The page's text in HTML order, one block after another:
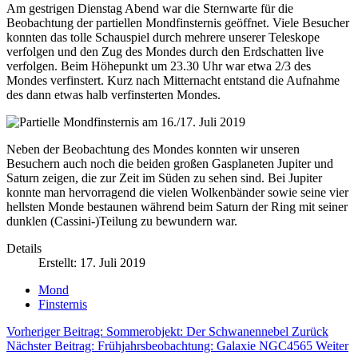
Am gestrigen Dienstag Abend war die Sternwarte für die
Beobachtung der partiellen Mondfinsternis geöffnet. Viele Besucher
konnten das tolle Schauspiel durch mehrere unserer Teleskope
verfolgen und den Zug des Mondes durch den Erdschatten live
verfolgen. Beim Höhepunkt um 23.30 Uhr war etwa 2/3 des
Mondes verfinstert. Kurz nach Mitternacht entstand die Aufnahme
des dann etwas halb verfinsterten Mondes.
Neben der Beobachtung des Mondes konnten wir unseren
Besuchern auch noch die beiden großen Gasplaneten Jupiter und
Saturn zeigen, die zur Zeit im Süden zu sehen sind. Bei Jupiter
konnte man hervorragend die vielen Wolkenbänder sowie seine vier
hellsten Monde bestaunen während beim Saturn der Ring mit seiner
dunklen (Cassini-)Teilung zu bewundern war.
Details
Erstellt: 17. Juli 2019
Mond
Finsternis
Vorheriger Beitrag: Sommerobjekt: Der Schwanennebel Zurück
Nächster Beitrag: Frühjahrsbeobachtung: Galaxie NGC4565 Weiter